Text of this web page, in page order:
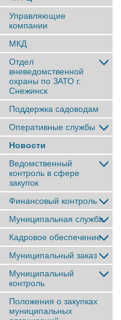
Управляющие
компании
МКД
Отдел
вневедомственной
охраны по ЗАТО г.
Снежинск
Поддержка садоводам
Оперативные службы
Новости
Ведомственный
контроль в сфере
закупок
Финансовый контроль
Муниципальная служба
Кадровое обеспечение
Муниципальный заказ
Муниципальный
контроль
Положения о закупках
муниципальных